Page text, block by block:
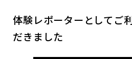
体験レポーターとしてご
だきました